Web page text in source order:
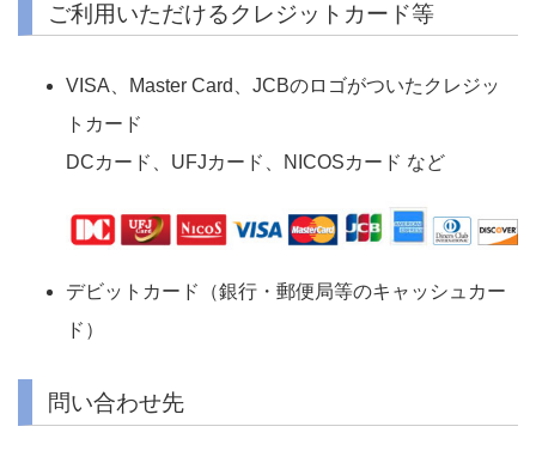
ご利用いただけるクレジットカード等
VISA、Master Card、JCBのロゴがついたクレジッ
トカード
DCカード、UFJカード、NICOSカード など
デビットカード（銀行・郵便局等のキャッシュカー
ド）
問い合わせ先